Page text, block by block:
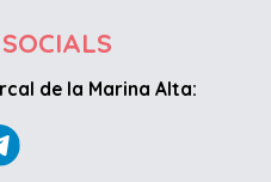
de la Marina Alta: